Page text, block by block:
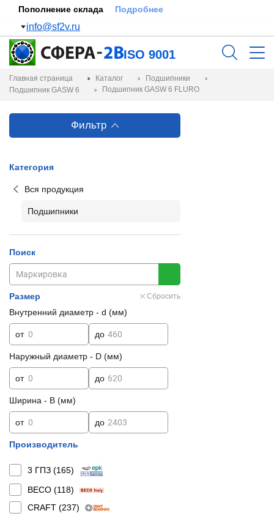
Пополнение склада Подробнее
info@sf2v.ru
ISO 9001
Главная страница Каталог
Подшипники
Подшипник GASW 6
Подшипник GASW 6 FLURO
Фильтр
Категория
Вся продукция
Подшипники
Поиск
Размер Сбросить
Внутренний диаметр - d (мм)
от до
Наружный диаметр - D (мм)
от до
Ширина - B (мм)
от до
Производитель
3 ГПЗ (165)
BECO (118)
CRAFT (237)